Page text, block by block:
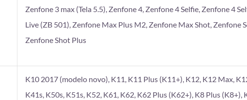
Zenfone 3 max (Tela 5.5), Zenfone 4, Zenfone 4 Selfie, Zenfone 4
Live (ZB 501), Zenfone Max Plus M2, Zenfone Max Shot, Zenfone
Zenfone Shot Plus
K10 2017 (modelo novo), K11, K11 Plus (K11+), K12, K12 Max,
K41s, K50s, K51s, K52, K61, K62, K62 Plus (K62+), K8 Plus (K8+),